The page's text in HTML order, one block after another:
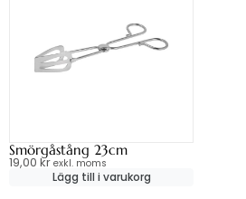
Smörgåstång 23cm
19,00 kr exkl. moms
Lägg till i varukorg